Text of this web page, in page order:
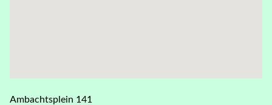
Ambachtsplein 141